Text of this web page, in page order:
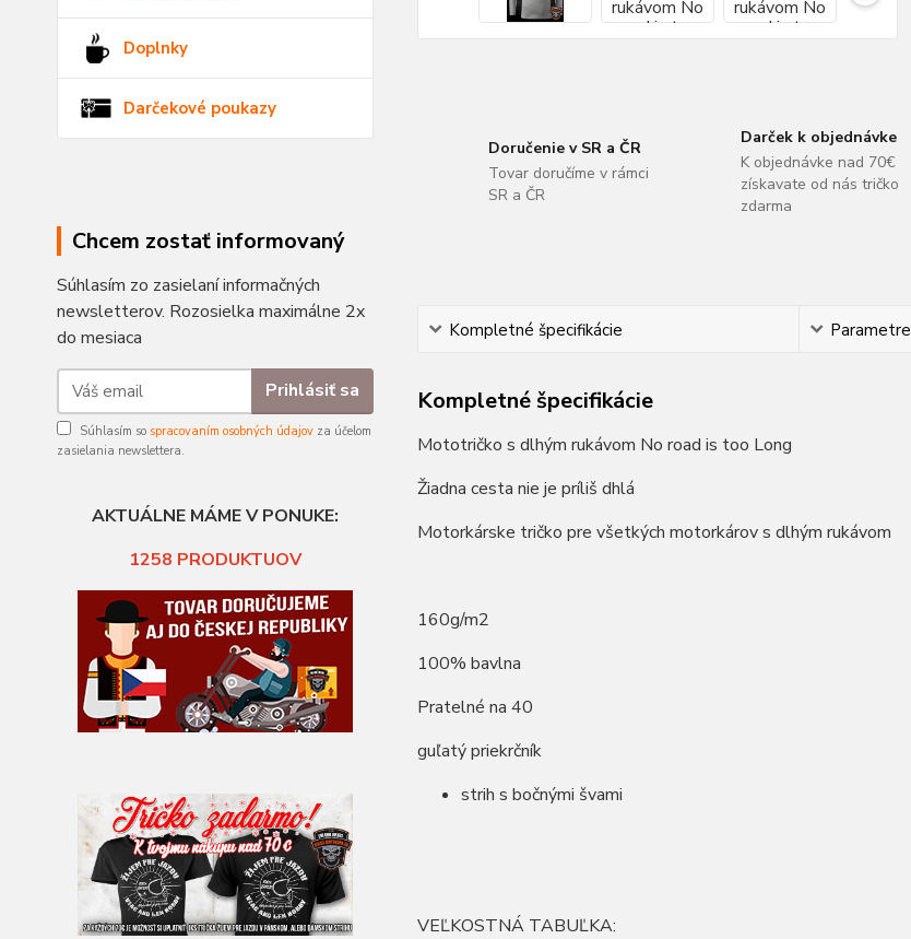
Doplnky
Darčekové poukazy
Chcem zostať informovaný
Súhlasím zo zasielaní informačných
newsletterov. Rozosielka maximálne 2x
do mesiaca
Prihlásiť sa
Súhlasím so spracovaním osobných údajov za účelom
zasielania newslettera.
AKTUÁLNE MÁME V PONUKE:
1258 PRODUKTUOV
Doručenie v SR a ČR
Tovar doručíme v rámci
SR a ČR
Darček k objednávke
K objednávke nad 70€
získavate od nás tričko
zdarma
Kompletné špecifikácie Parametre
Kompletné špecifikácie
Mototričko s dlhým rukávom No road is too Long
Žiadna cesta nie je príliš dhlá
Motorkárske tričko pre všetkých motorkárov s dlhým rukávom
160g/m2
100% bavlna
Pratelné na 40
guľatý priekrčník
strih s bočnými švami
VEĽKOSTNÁ TABUĽKA: